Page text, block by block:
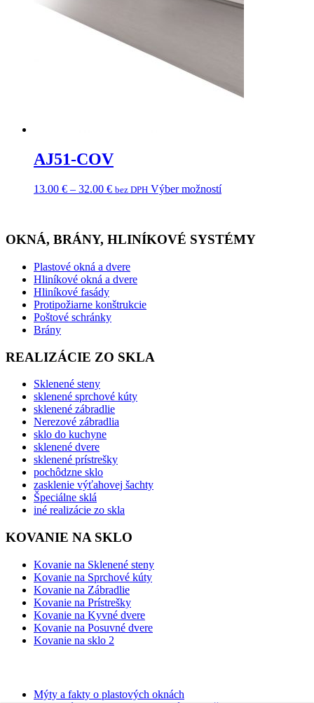
AJ51-COV
13.00 € – 32.00 € bez DPH Výber možností
OKNÁ, BRÁNY, HLINÍKOVÉ SYSTÉMY
Plastové okná a dvere
Hliníkové okná a dvere
Hliníkové fasády
Protipožiarne konštrukcie
Poštové schránky
Brány
REALIZÁCIE ZO SKLA
Sklenené steny
sklenené sprchové kúty
sklenené zábradlie
Nerezové zábradlia
sklo do kuchyne
sklenené dvere
sklenené prístrešky
pochôdzne sklo
zasklenie výťahovej šachty
Špeciálne sklá
iné realizácie zo skla
KOVANIE NA SKLO
Kovanie na Sklenené steny
Kovanie na Sprchové kúty
Kovanie na Zábradlie
Kovanie na Prístrešky
Kovanie na Kyvné dvere
Kovanie na Posuvné dvere
Kovanie na sklo 2
Mýty a fakty o plastových oknách